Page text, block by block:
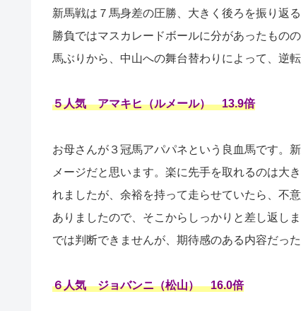
新馬戦は７馬身差の圧勝、大きく後ろを振り返
勝負ではマスカレードボールに分があったもの
馬ぶりから、中山への舞台替わりによって、逆
５人気 アマキヒ（ルメール） 13.9倍
お母さんが３冠馬アパパネという良血馬です。
メージだと思います。楽に先手を取れるのは大
れましたが、余裕を持って走らせていたら、不
ありましたので、そこからしっかりと差し返し
では判断できませんが、期待感のある内容だった
６人気 ジョバンニ（松山） 16.0倍